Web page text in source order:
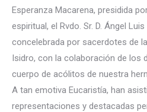
Esperanza Macarena, presidida
espiritual, el Rvdo. Sr. D. Ángel
concelebrada por sacerdotes de
Isidro, con la colaboración de los
cuerpo de acólitos de nuestra
A tan emotiva Eucaristía, han
representaciones y destacadas